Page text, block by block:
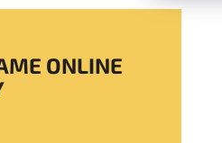
ONLINE